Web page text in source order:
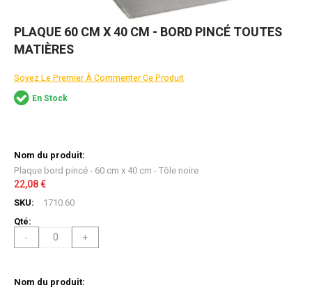
Skip
the
of
the
images
PLAQUE 60 CM X 40 CM - BORD PINCÉ TOUTES
MATIÈRES
Soyez Le Premier À Commenter Ce Produit
En Stock
du
produit
groupé
Plaque bord pincé - 60 cm x 40 cm - Tôle noire
22,08 €
1710.60
- +